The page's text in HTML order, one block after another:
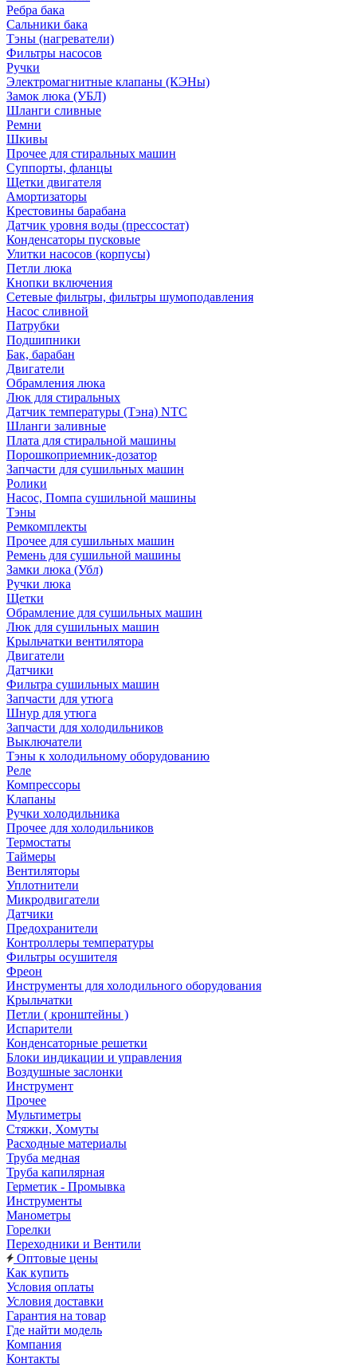
Ребра бака
Сальники бака
Тэны (нагреватели)
Фильтры насосов
Ручки
Электромагнитные клапаны (КЭНы)
Замок люка (УБЛ)
Шланги сливные
Ремни
Шкивы
Прочее для стиральных машин
Суппорты, фланцы
Щетки двигателя
Амортизаторы
Крестовины барабана
Датчик уровня воды (прессостат)
Конденсаторы пусковые
Улитки насосов (корпусы)
Петли люка
Кнопки включения
Сетевые фильтры, фильтры шумоподавления
Насос сливной
Патрубки
Подшипники
Бак, барабан
Двигатели
Обрамления люка
Люк для стиральных
Датчик температуры (Тэна) NTC
Шланги заливные
Плата для стиральной машины
Порошкоприемник-дозатор
Запчасти для сушильных машин
Ролики
Насос, Помпа сушильной машины
Тэны
Ремкомплекты
Прочее для сушильных машин
Ремень для сушильной машины
Замки люка (Убл)
Ручки люка
Щетки
Обрамление для сушильных машин
Люк для сушильных машин
Крыльчатки вентилятора
Двигатели
Датчики
Фильтра сушильных машин
Запчасти для утюга
Шнур для утюга
Запчасти для холодильников
Выключатели
Тэны к холодильному оборудованию
Реле
Компрессоры
Клапаны
Ручки холодильника
Прочее для холодильников
Термостаты
Таймеры
Вентиляторы
Уплотнители
Микродвигатели
Датчики
Предохранители
Контроллеры температуры
Фильтры осушителя
Фреон
Инструменты для холодильного оборудования
Крыльчатки
Петли ( кронштейны )
Испарители
Конденсаторные решетки
Блоки индикации и управления
Воздушные заслонки
Инструмент
Прочее
Мультиметры
Стяжки, Хомуты
Расходные материалы
Труба медная
Труба капилярная
Герметик - Промывка
Инструменты
Манометры
Горелки
Переходники и Вентили
Оптовые цены
Как купить
Условия оплаты
Условия доставки
Гарантия на товар
Где найти модель
Компания
Контакты